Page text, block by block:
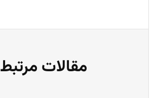
مقالات مرتبط